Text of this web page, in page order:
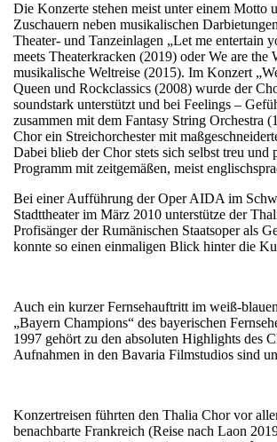
Die Konzerte stehen meist unter einem Motto
Zuschauern neben musikalischen
Theater- und Tanzeinlagen „Let me entertain
meets Theaterkracken (2019) oder We are the
musikalische Weltreise (2015). Im Konzert
Queen und Rockclassics (2008) wurde der
soundstark unterstützt und bei Feelings –
zusammen mit dem Fantasy String Orchestra
Chor ein Streichorchester mit
Dabei blieb der Chor stets sich selbst treu und
Programm mit zeitgemäßen, meist
Bei einer Aufführung der Oper AIDA im
Stadttheater im März 2010 unterstütze der
Profisänger der Rumänischen Staatsoper als
konnte so einen einmaligen Blick hinter die
Auch ein kurzer Fernsehauftritt im weiß-
„Bayern Champions“ des bayerischen
1997 gehört zu den absoluten Highlights des
Aufnahmen in den Bavaria Filmstudios sind
Konzertreisen führten den Thalia Chor vor
benachbarte Frankreich (Reise nach Laon